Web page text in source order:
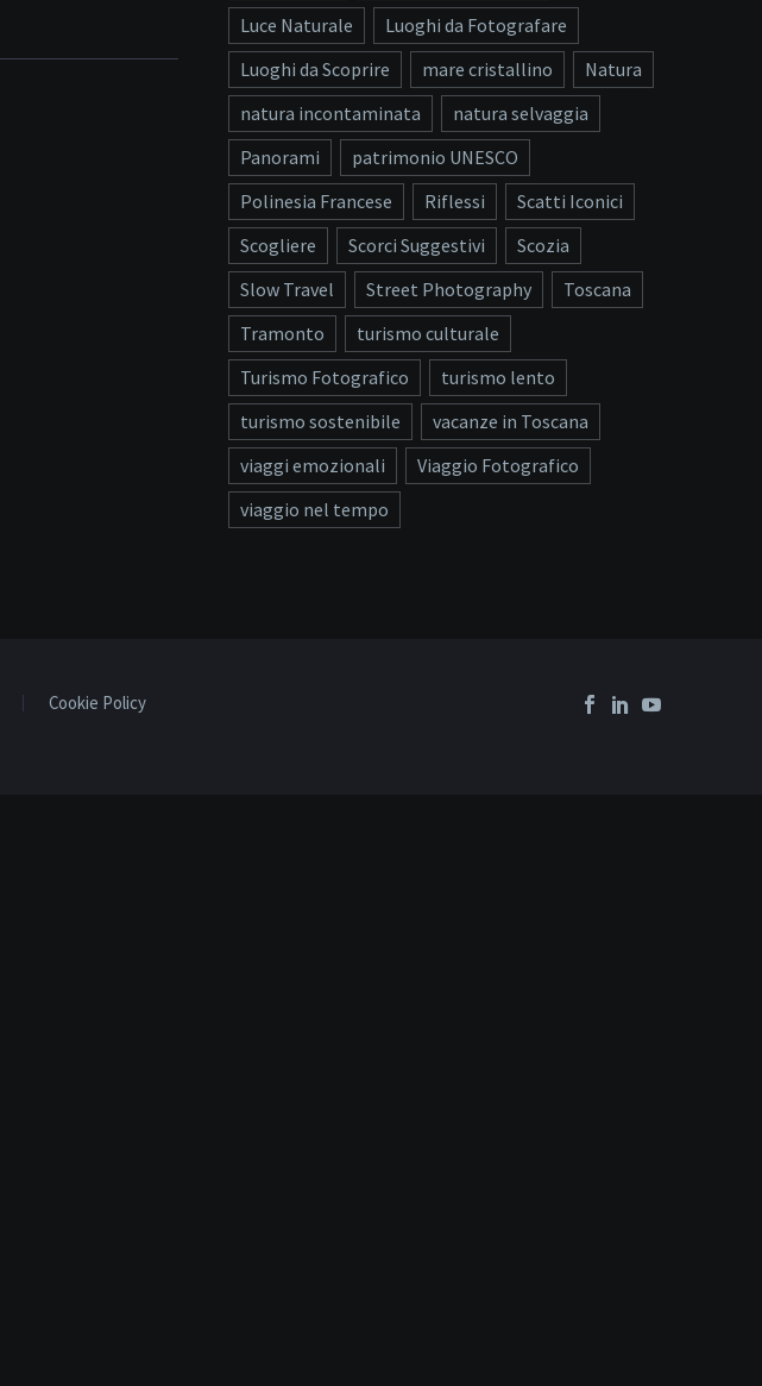
Luce Naturale
Luoghi da Fotografare
Luoghi da Scoprire
mare cristallino
Natura
natura incontaminata
natura selvaggia
Panorami
patrimonio UNESCO
Polinesia Francese
Riflessi
Scatti Iconici
Scogliere
Scorci Suggestivi
Scozia
Slow Travel
Street Photography
Toscana
Tramonto
turismo culturale
Turismo Fotografico
turismo lento
turismo sostenibile
vacanze in Toscana
viaggi emozionali
Viaggio Fotografico
viaggio nel tempo
Cookie Policy